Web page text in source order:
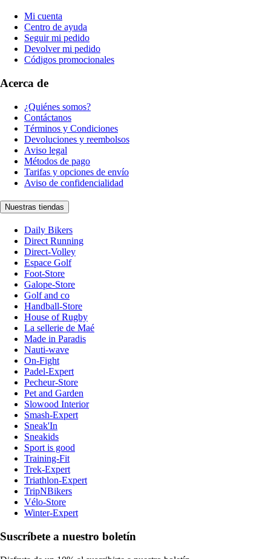
Mi cuenta
Centro de ayuda
Seguir mi pedido
Devolver mi pedido
Códigos promocionales
Acerca de
¿Quiénes somos?
Contáctanos
Términos y Condiciones
Devoluciones y reembolsos
Aviso legal
Métodos de pago
Tarifas y opciones de envío
Aviso de confidencialidad
Nuestras tiendas
Daily Bikers
Direct Running
Direct-Volley
Espace Golf
Foot-Store
Galope-Store
Golf and co
Handball-Store
House of Rugby
La sellerie de Maé
Made in Paradis
Nauti-wave
On-Fight
Padel-Expert
Pecheur-Store
Pet and Garden
Slowood Interior
Smash-Expert
Sneak'In
Sneakids
Sport is good
Training-Fit
Trek-Expert
Triathlon-Expert
TripNBikers
Vélo-Store
Winter-Expert
Suscríbete a nuestro boletín